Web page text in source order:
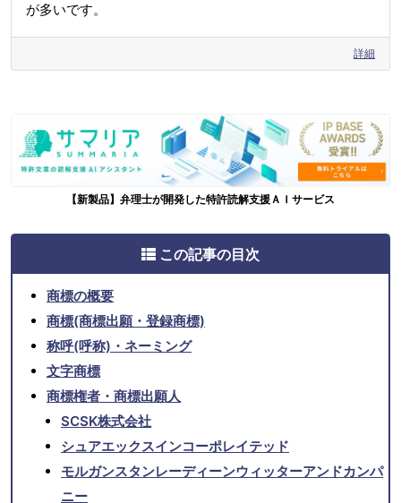
が多いです。
詳細
【新製品】弁理士が開発した特許読解支援ＡＩサービス
この記事の目次
商標の概要
商標(商標出願・登録商標)
称呼(呼称)・ネーミング
文字商標
商標権者・商標出願人
SCSK株式会社
シュアエックスインコーポレイテッド
モルガンスタンレーディーンウィッターアンドカンパ
ニー